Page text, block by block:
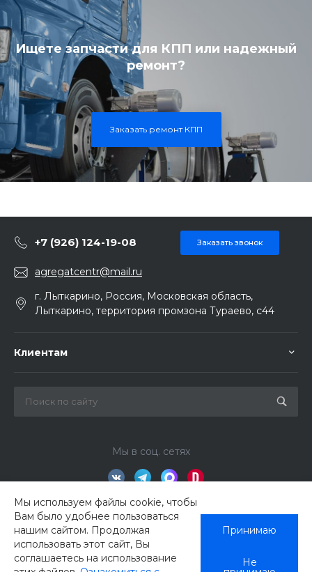
Ищете запчасти для КПП или надежный
ремонт?
Заказать ремонт КПП
+7 (926) 124-19-08 Заказать звонок
agregatcentr@mail.ru
г. Лыткарино, Россия, Московская область,
Лыткарино, территория промзона Тураево, с44
Клиентам
Мы в соц. сетях
Мы используем файлы cookie, чтобы
Вам было удобнее пользоваться
нашим сайтом. Продолжая
использовать этот сайт, Вы
соглашаетесь на использование
Принимаю
Не